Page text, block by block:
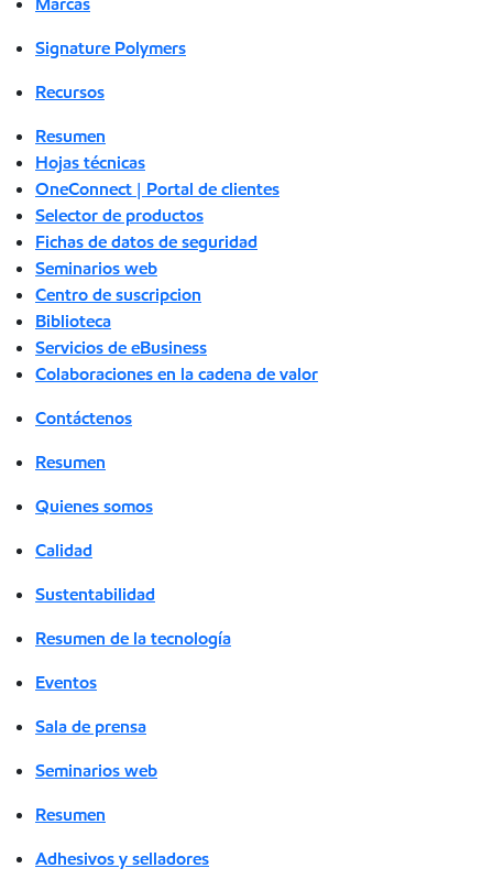
Signature Polymers
Recursos
Resumen
Hojas técnicas
OneConnect | Portal de clientes
Selector de productos
Fichas de datos de seguridad
Seminarios web
Centro de suscripcion
Biblioteca
Servicios de eBusiness
Colaboraciones en la cadena de valor
Contáctenos
Resumen
Quienes somos
Calidad
Sustentabilidad
Resumen de la tecnología
Eventos
Sala de prensa
Seminarios web
Resumen
Adhesivos y selladores